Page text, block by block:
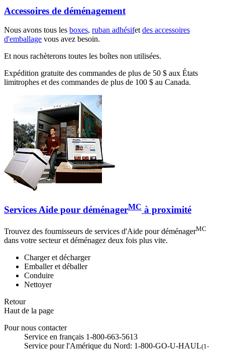
Accessoires de déménagement
Nous avons tous les boxes, ruban adhésifetdes accessoires
d'emballage vous avez besoin.
Et nous rachèterons toutes les boîtes non utilisées.
Expédition gratuite des commandes de plus de 50 $ aux États
limitrophes et des commandes de plus de 100 $ au Canada.
Services Aide pour déménagerMC à proximité
Trouvez des fournisseurs de services d'Aide pour déménagerMC
dans votre secteur et déménagez deux fois plus vite.
Charger et décharger
Emballer et déballer
Conduire
Nettoyer
Retour
Haut de la page
Pour nous contacter
Service en français 1-800-663-5613
Service pour l'Amérique du Nord: 1-800-GO-U-HAUL(1-